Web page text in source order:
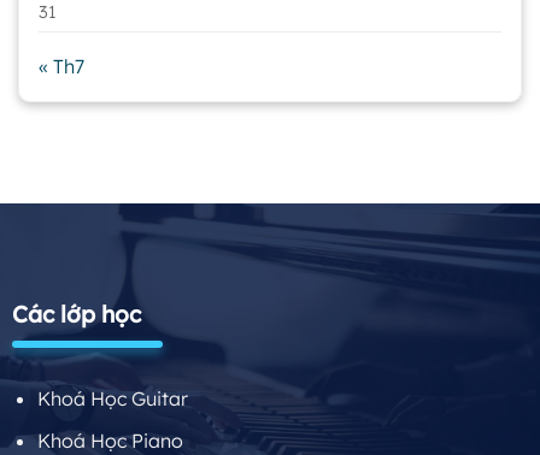
31
« Th7
Các lớp học
Khoá Học Guitar
Khoá Học Piano